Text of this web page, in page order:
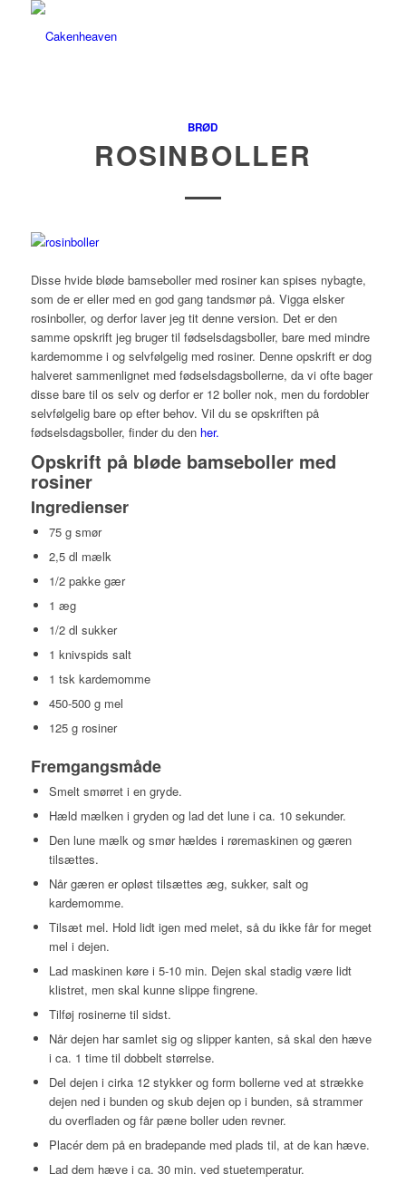
BRØD
ROSINBOLLER
Disse hvide bløde bamseboller med rosiner kan spises nybagte,
som de er eller med en god gang tandsmør på. Vigga elsker
rosinboller, og derfor laver jeg tit denne version. Det er den
samme opskrift jeg bruger til fødselsdagsboller, bare med mindre
kardemomme i og selvfølgelig med rosiner. Denne opskrift er dog
halveret sammenlignet med fødselsdagsbollerne, da vi ofte bager
disse bare til os selv og derfor er 12 boller nok, men du fordobler
selvfølgelig bare op efter behov. Vil du se opskriften på
fødselsdagsboller, finder du den her.
Opskrift på bløde bamseboller med
rosiner
Ingredienser
75 g smør
2,5 dl mælk
1/2 pakke gær
1 æg
1/2 dl sukker
1 knivspids salt
1 tsk kardemomme
450-500 g mel
125 g rosiner
Fremgangsmåde
Smelt smørret i en gryde.
Hæld mælken i gryden og lad det lune i ca. 10 sekunder.
Den lune mælk og smør hældes i røremaskinen og gæren
tilsættes.
Når gæren er opløst tilsættes æg, sukker, salt og
kardemomme.
Tilsæt mel. Hold lidt igen med melet, så du ikke får for meget
mel i dejen.
Lad maskinen køre i 5-10 min. Dejen skal stadig være lidt
klistret, men skal kunne slippe fingrene.
Tilføj rosinerne til sidst.
Når dejen har samlet sig og slipper kanten, så skal den hæve
i ca. 1 time til dobbelt størrelse.
Del dejen i cirka 12 stykker og form bollerne ved at strække
dejen ned i bunden og skub dejen op i bunden, så strammer
du overfladen og får pæne boller uden revner.
Placér dem på en bradepande med plads til, at de kan hæve.
Lad dem hæve i ca. 30 min. ved stuetemperatur.